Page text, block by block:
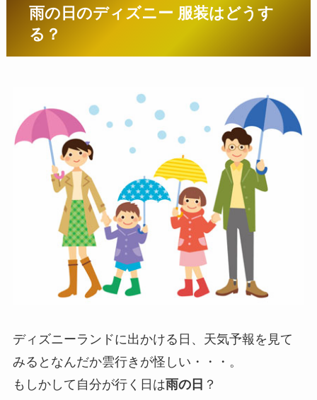
雨の日のディズニー 服装はどうす
る？
ディズニーランドに出かける日、天気予報を見て
みるとなんだか雲行きが怪しい・・・。
もしかして自分が行く日は雨の日 ？